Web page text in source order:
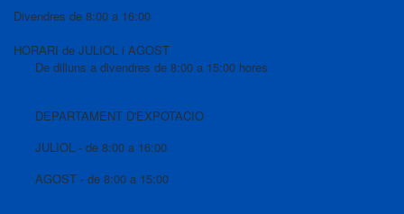
Divendres de 8:00 a 16:00
HORARI de JULIOL i AGOST
De dilluns a divendres de 8:00 a 15:00 hores
DEPARTAMENT D'EXPOTACIO
JULIOL - de 8:00 a 16:00
AGOST - de 8:00 a 15:00